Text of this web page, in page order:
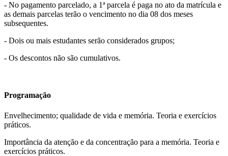
- No pagamento parcelado, a 1ª parcela é paga no ato da matrícula e
as demais parcelas terão o vencimento no dia 08 dos meses
subsequentes.
- Dois ou mais estudantes serão considerados grupos;
- Os descontos não são cumulativos.
Programação
Envelhecimento; qualidade de vida e memória. Teoria e exercícios
práticos.
Importância da atenção e da concentração para a memória. Teoria e
exercícios práticos.